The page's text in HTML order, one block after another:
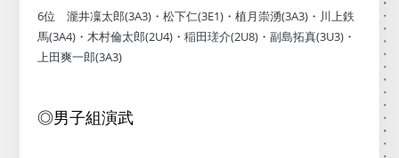
6位 瀧井凜太郎(3A3)・松下仁(3E1)・植月崇湧(3A3)・川上鉄
馬(3A4)・木村倫太郎(2U4)・稲田瑳介(2U8)・副島拓真(3U3)・
上田爽一郎(3A3)
◎男子組演武